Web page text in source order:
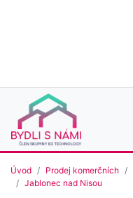
Úvod Prodej komerčních
Jablonec nad Nisou